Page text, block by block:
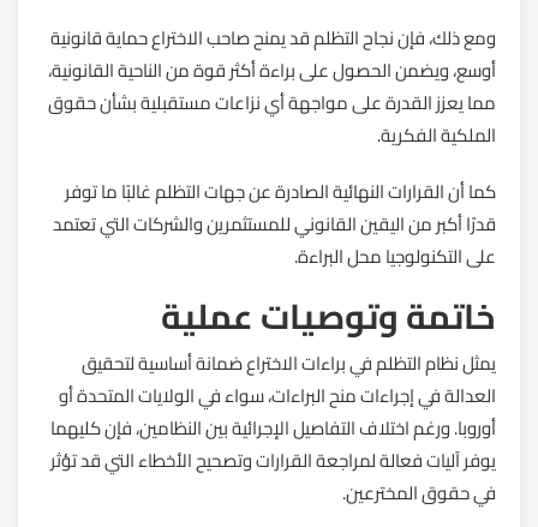
ومع ذلك، فإن نجاح التظلم قد يمنح صاحب الاختراع حماية قانونية
أوسع، ويضمن الحصول على براءة أكثر قوة من الناحية القانونية،
مما يعزز القدرة على مواجهة أي نزاعات مستقبلية بشأن حقوق
الملكية الفكرية.
كما أن القرارات النهائية الصادرة عن جهات التظلم غالبًا ما توفر
قدرًا أكبر من اليقين القانوني للمستثمرين والشركات التي تعتمد
على التكنولوجيا محل البراءة.
خاتمة وتوصيات عملية
يمثل نظام التظلم في براءات الاختراع ضمانة أساسية لتحقيق
العدالة في إجراءات منح البراءات، سواء في الولايات المتحدة أو
أوروبا. ورغم اختلاف التفاصيل الإجرائية بين النظامين، فإن كليهما
يوفر آليات فعالة لمراجعة القرارات وتصحيح الأخطاء التي قد تؤثر
في حقوق المخترعين.